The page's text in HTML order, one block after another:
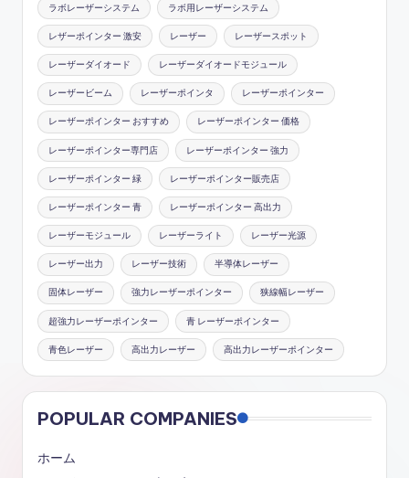
ラボレーザーシステム ラボ用レーザーシステム
レザーポインター 激安 レーザー レーザースポット
レーザーダイオード レーザーダイオードモジュール
レーザービーム レーザーポインタ レーザーポインター
レーザーポインター おすすめ レーザーポインター 価格
レーザーポインター専門店 レーザーポインター 強力
レーザーポインター 緑 レーザーポインター販売店
レーザーポインター 青 レーザーポインター 高出力
レーザーモジュール レーザーライト レーザー光源
レーザー出力 レーザー技術 半導体レーザー
固体レーザー 強力レーザーポインター 狭線幅レーザー
超強力レーザーポインター 青 レーザーポインター
青色レーザー 高出力レーザー 高出力レーザーポインター
POPULAR COMPANIES
ホーム